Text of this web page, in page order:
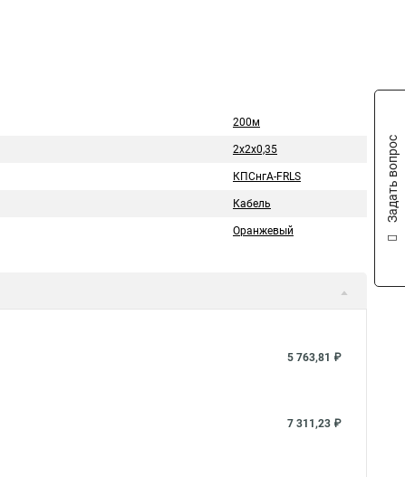
200м
2х2х0,35
КПСнгА-FRLS
Кабель
Оранжевый
5 763,81 ₽
7 311,23 ₽
Задать вопрос